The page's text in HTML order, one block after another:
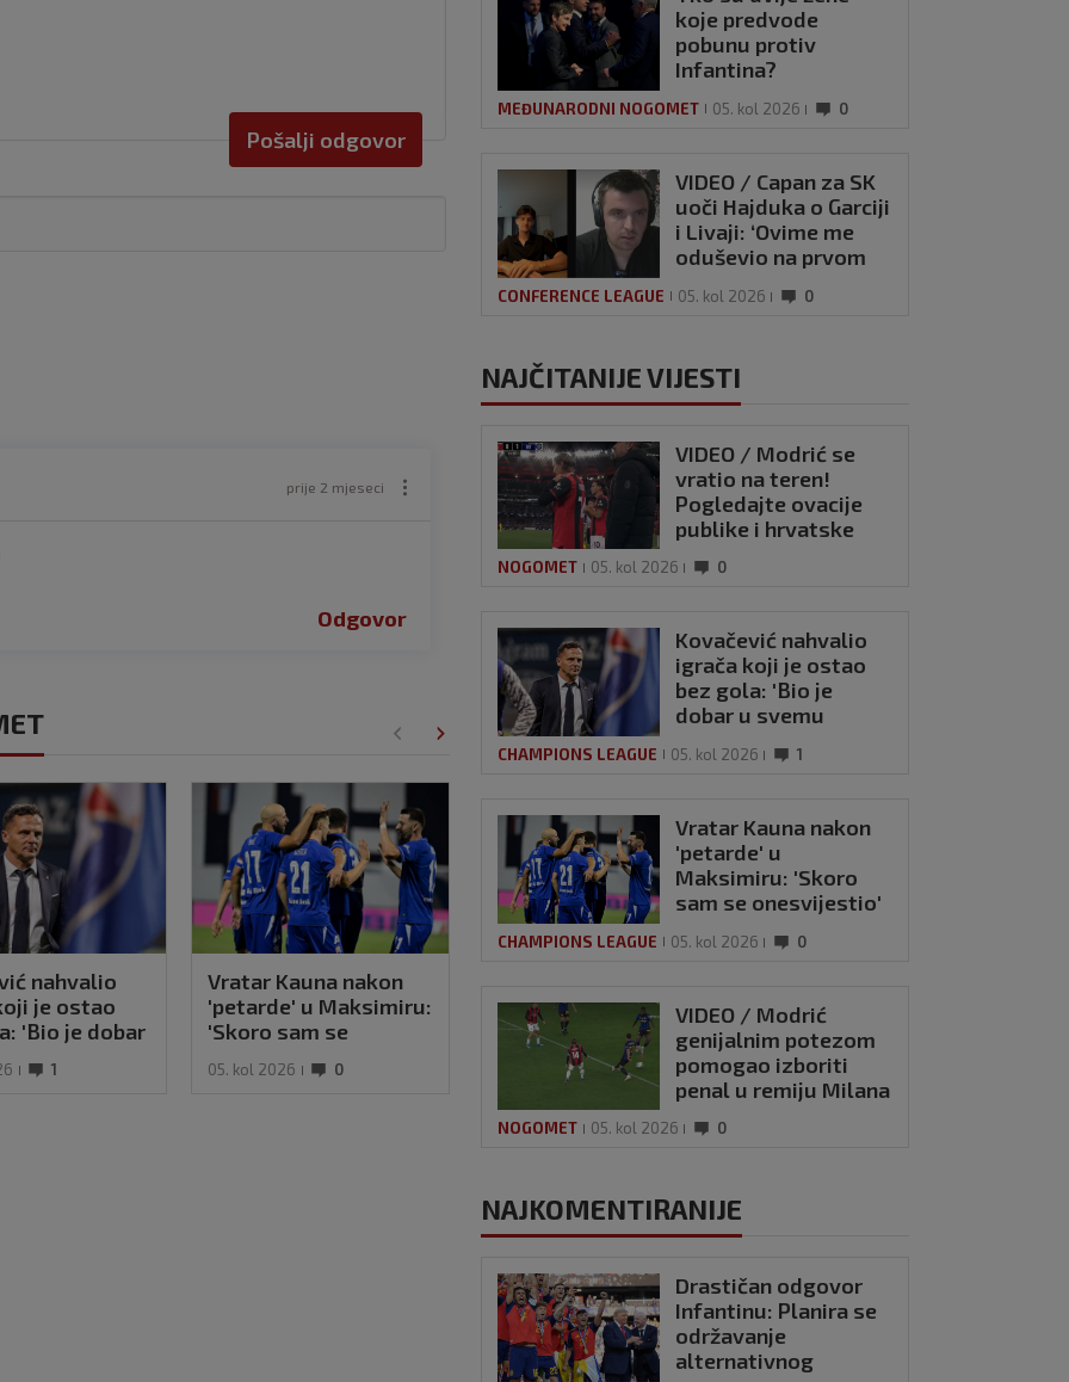
Pošalji odgovor
prije 2 mjeseci
Odgovor
nahvalio
je ostao
'Bio je dobar
1
Vratar Kauna nakon
'petarde' u Maksimiru:
'Skoro sam se
05. kol 2026 0
genijalnim potezom
pomogao izboriti
penal u remiju Milana i
05. kol 2026 0
koje predvode
pobunu protiv
Infantina?
MEĐUNARODNI NOGOMET 05. kol 2026 0
VIDEO / Capan za SK
uoči Hajduka o Garciji
i Livaji: ‘Ovime me
oduševio na prvom
CONFERENCE LEAGUE 05. kol 2026 0
NAJČITANIJE VIJESTI
VIDEO / Modrić se
vratio na teren!
Pogledajte ovacije
publike i hrvatske
NOGOMET 05. kol 2026 0
Kovačević nahvalio
igrača koji je ostao
bez gola: 'Bio je
dobar u svemu
CHAMPIONS LEAGUE 05. kol 2026 1
Vratar Kauna nakon
'petarde' u
Maksimiru: 'Skoro
sam se onesvijestio'
CHAMPIONS LEAGUE 05. kol 2026 0
VIDEO / Modrić
genijalnim potezom
pomogao izboriti
penal u remiju Milana
NOGOMET 05. kol 2026 0
NAJKOMENTIRANIJE
Drastičan odgovor
Infantinu: Planira se
održavanje
alternativnog